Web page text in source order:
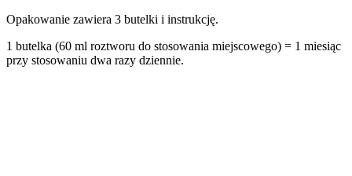
Opakowanie zawiera 3 butelki i instrukcję.
1 butelka (60 ml roztworu do stosowania miejscowego) = 1 miesiąc
przy stosowaniu dwa razy dziennie.